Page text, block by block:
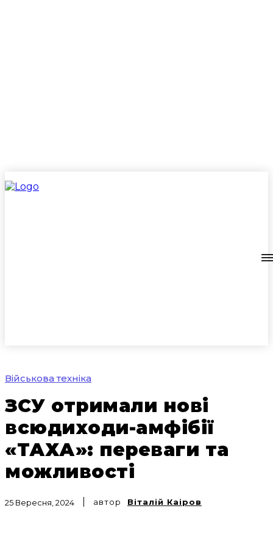
Військова техніка
ЗСУ отримали нові
всюдиходи-амфібії
«ТАХА»: переваги та
можливості
25 Вересня, 2024 автор Віталій Каіров